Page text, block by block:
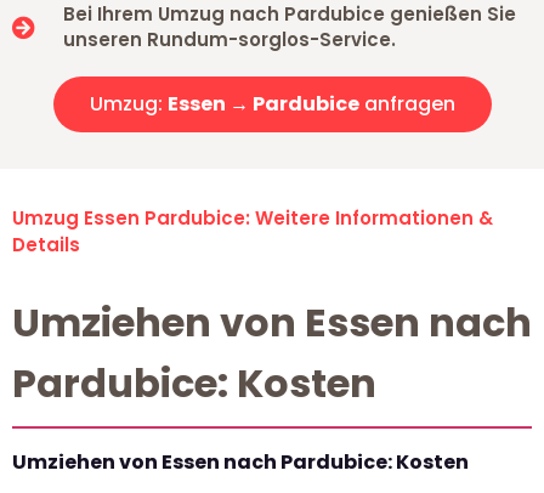
Bei Ihrem Umzug nach Pardubice genießen Sie
unseren Rundum-sorglos-Service.
Umzug: Essen → Pardubiceanfragen
Umzug Essen Pardubice: Weitere Informationen &
Details
Umziehen von Essen nach
Pardubice: Kosten
Umziehen von Essen nach Pardubice: Kosten